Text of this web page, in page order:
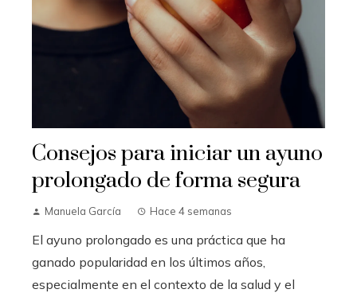
Consejos para iniciar un ayuno
prolongado de forma segura
Manuela García Hace 4 semanas
El ayuno prolongado es una práctica que ha
ganado popularidad en los últimos años,
especialmente en el contexto de la salud y el